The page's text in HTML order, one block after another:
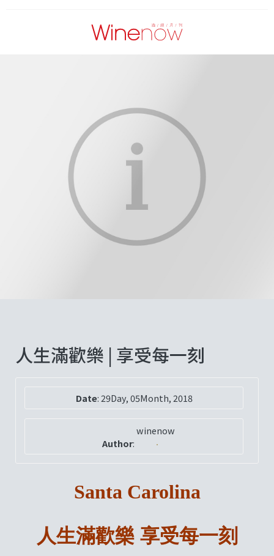
人生滿歡樂 | 享受每一刻
Date:29Day, 05Month, 2018
Author:
winenow
Santa Carolina
人生滿歡樂 享受每一刻